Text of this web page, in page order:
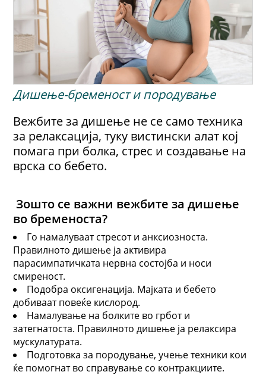
Дишење-бременост и породување
Вежбите за дишење не се само техника
за релаксација, туку вистински алат кој
помага при болка, стрес и создавање на
врска со бебето.
Зошто се важни вежбите за дишење
во бременоста?
Го намалуваат стресот и анксиозноста.
Правилното дишење ја активира
парасимпатичката нервна состојба и носи
смиреност.
Подобра оксигенација. Мајката и бебето
добиваат повеќе кислород.
Намалување на болките во грбот и
затегнатоста. Правилното дишење ја релаксира
мускулатурата.
Подготовка за породување, учење техники кои
ќе помогнат во справување со контракциите.